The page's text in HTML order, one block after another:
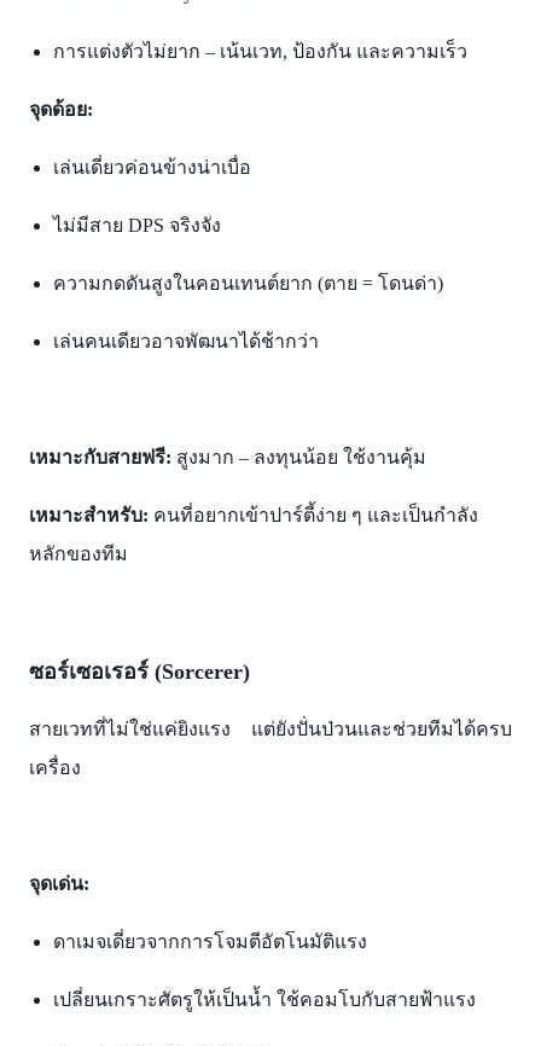
การแต่งตัวไม่ยาก – เน้นเวท, ป้องกัน และความเร็ว
จุดด้อย:
เล่นเดี่ยวค่อนข้างน่าเบื่อ
ไม่มีสาย DPS จริงจัง
ความกดดันสูงในคอนเทนต์ยาก (ตาย = โดนด่า)
เล่นคนเดียวอาจพัฒนาได้ช้ากว่า
เหมาะกับสายฟรี: สูงมาก – ลงทุนน้อย ใช้งานคุ้ม
เหมาะสำหรับ: คนที่อยากเข้าปาร์ตี้ง่าย ๆ และเป็นกำลัง
หลักของทีม
ซอร์เซอเรอร์ (Sorcerer)
สายเวทที่ไม่ใช่แค่ยิงแรง แต่ยังปั่นป่วนและช่วยทีมได้ครบ
เครื่อง
จุดเด่น:
ดาเมจเดี่ยวจากการโจมตีอัตโนมัติแรง
เปลี่ยนเกราะศัตรูให้เป็นน้ำ ใช้คอมโบกับสายฟ้าแรง